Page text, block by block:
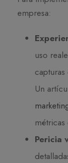
empresa:
uso
Un
Pericia